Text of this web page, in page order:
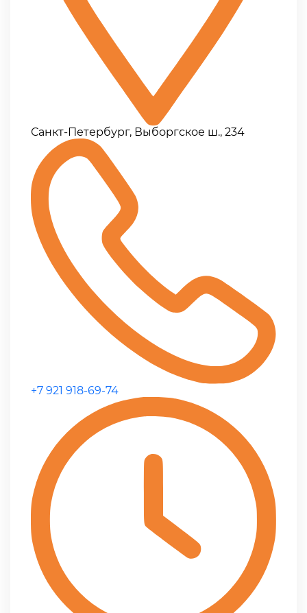
Санкт-Петербург, Выборгское ш., 234
+7 921 918-69-74